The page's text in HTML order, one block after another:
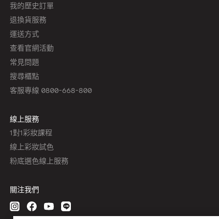
我的歷史訂單
退換貨服務
運送方式
查看官網活動
常見問題
搜尋櫃點
客服專線 0800-668-800
線上服務
1對1彩妝課程
線上彩妝試色
粉底選色線上服務
關注我們